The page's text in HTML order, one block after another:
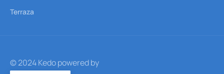
Terraza
© 2024 Kedo powered by